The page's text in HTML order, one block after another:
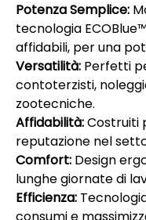
Potenza Semplice:
tecnologia
affidabili, per una
Versatilità: Perfetti
contoterzisti,
zootecniche.
Affidabilità:Costruiti
reputazione nel
Comfort: Design
lunghe giornate di
Efficienza: